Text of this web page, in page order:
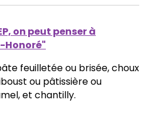
on peut penser à
Honoré"
feuilletée ou brisée, choux
ou pâtissière ou
et chantilly.